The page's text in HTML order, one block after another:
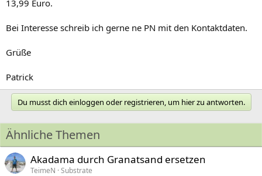
13,99 Euro.
Bei Interesse schreib ich gerne ne PN mit den Kontaktdaten.
Grüße
Patrick
Du musst dich einloggen oder registrieren, um hier zu antworten.
Ähnliche Themen
Akadama durch Granatsand ersetzen
TeimeN Substrate